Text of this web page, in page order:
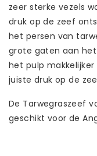
zeer sterke vezels
druk op de zeef
het persen van
grote gaten aan het
het pulp
juiste druk op de
De Tarwegraszeef
geschikt voor de